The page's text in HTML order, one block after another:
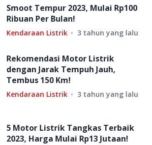
Smoot Tempur 2023, Mulai Rp100
Ribuan Per Bulan!
Kendaraan Listrik 3 tahun yang lalu
Rekomendasi Motor Listrik
dengan Jarak Tempuh Jauh,
Tembus 150 Km!
Kendaraan Listrik 3 tahun yang lalu
5 Motor Listrik Tangkas Terbaik
2023, Harga Mulai Rp13 Jutaan!